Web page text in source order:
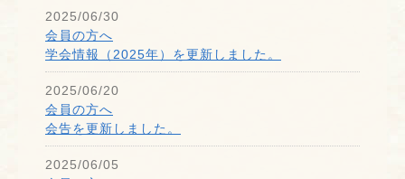
2025/06/30
会員の方へ
学会情報（2025年）を更新しました。
2025/06/20
会員の方へ
会告を更新しました。
2025/06/05